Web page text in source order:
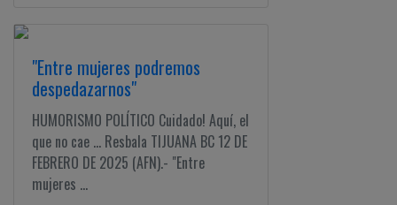
"Entre mujeres podremos
despedazarnos"
HUMORISMO POLÍTICO Cuidado! Aquí, el
que no cae ... Resbala TIJUANA BC 12 DE
FEBRERO DE 2025 (AFN).- "Entre
mujeres ...